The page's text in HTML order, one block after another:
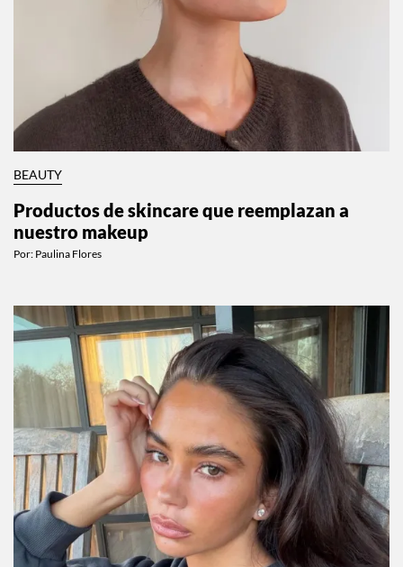
BEAUTY
Productos de skincare que reemplazan a
nuestro makeup
Por: Paulina Flores